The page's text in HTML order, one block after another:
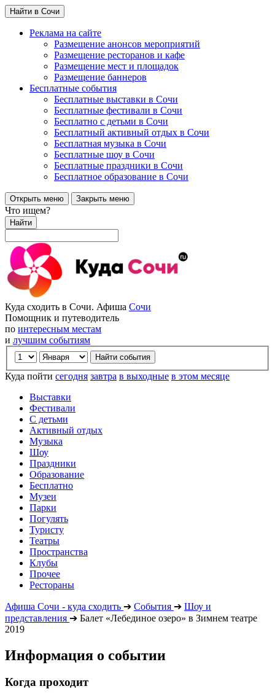
Найти в Сочи
Реклама на сайте
Размещение анонсов мероприятий
Размещение ресторанов и кафе
Размещение мест и площадок
Размещение баннеров
Бесплатные события
Бесплатные выставки в Сочи
Бесплатные фестивали в Сочи
Бесплатно с детьми в Сочи
Бесплатный активный отдых в Сочи
Бесплатная музыка в Сочи
Бесплатные шоу в Сочи
Бесплатные праздники в Сочи
Бесплатное образование в Сочи
Открыть меню Закрыть меню
Что ищем?
Найти
Куда сходить в Сочи. Афиша Сочи
Помощник и путеводитель
по интересным местам
и лучшим событиям
Куда пойти сегодня завтра в выходные в этом месяце
Выставки
Фестивали
С детьми
Активный отдых
Музыка
Шоу
Праздники
Образование
Бесплатно
Музеи
Парки
Погулять
Туристу
Театры
Пространства
Клубы
Прочее
Рестораны
Афиша Сочи - куда сходить ➔ События ➔ Шоу и
представления ➔ Балет «Лебединое озеро» в Зимнем театре
2019
Информация о событии
Когда проходит